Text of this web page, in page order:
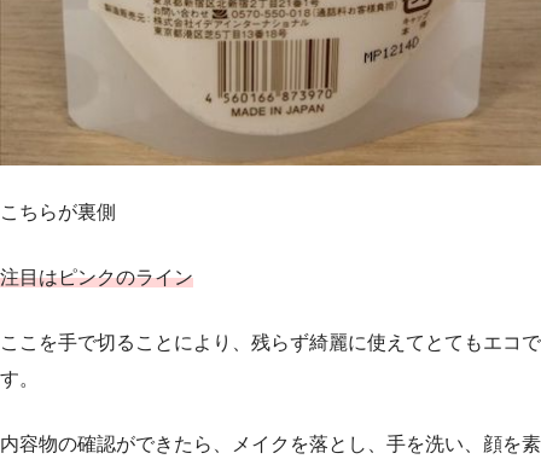
こちらが裏側
注目はピンクのライン
ここを手で切ることにより、残らず綺麗に使えてとてもエコで
す。
内容物の確認ができたら、メイクを落とし、手を洗い、顔を素